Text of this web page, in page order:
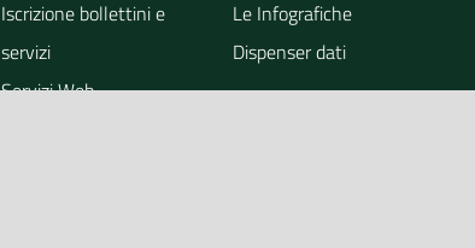
Iscrizione bollettini e
servizi
Servizi Web
Le Infografiche
Dispenser dati